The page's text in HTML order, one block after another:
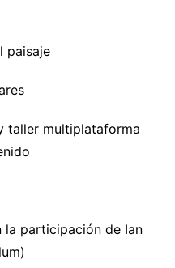
paisaje
taller multiplataforma
la participación de Ian